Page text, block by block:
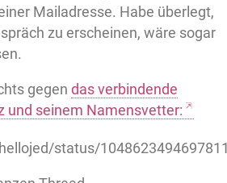
Mailadresse. Habe überlegt,
zu erscheinen, wäre sogar
gegen das verbindende
und seinem Namensvetter:
status/